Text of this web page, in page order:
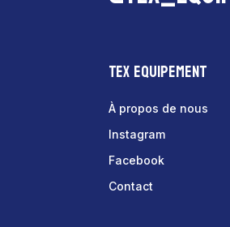
Tex Equipement
À propos de nous
Instagram
Facebook
Contact